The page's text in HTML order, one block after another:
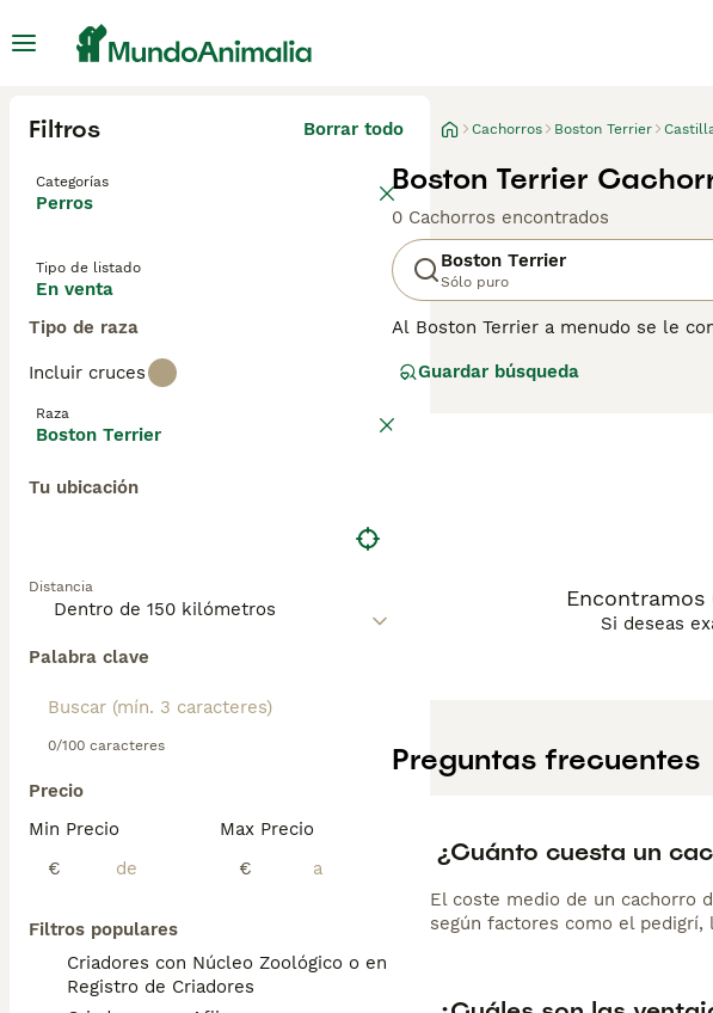
Filtros Borrar todo
Categorías
Perros
Tipo de listado
En venta
Tipo de raza
Incluir cruces
Raza
Boston Terrier
Tu ubicación
Distancia
Palabra clave
0/100 caracteres
Precio
Min Precio
€
Max Precio
€
Filtros populares
Criadores con Núcleo Zoológico o en el
Registro de Criadores
Cachorros Boston Terrier
Boston Terrier
0 Cachorros encontrados
Boston Terrier
Sólo puro
Al Boston Terrier a menudo se le
en los EE. UU. en 1893 cuando se
Guardar búsqueda
Encontramos
Si deseas
Preguntas frecuentes
¿Cuánto cuesta un
El coste medio de un cachorro
según factores como el